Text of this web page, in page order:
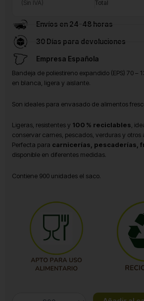
(Sin IVA) Total
Envíos en 24-48 horas
30 Días para devoluciones
Empresa Española
Bandeja de poliestireno expandido (EPS) 70 –
en blanca, ligera y aislante.
Son ideales para envasado de alimentos
Ligeras, resistentes y 100 % reciclables,
conservar carnes, pescados, verduras y otros
Perfecta para carnicerías, pescaderías,
disponible en diferentes medidas.
Contiene 900 unidades el saco.